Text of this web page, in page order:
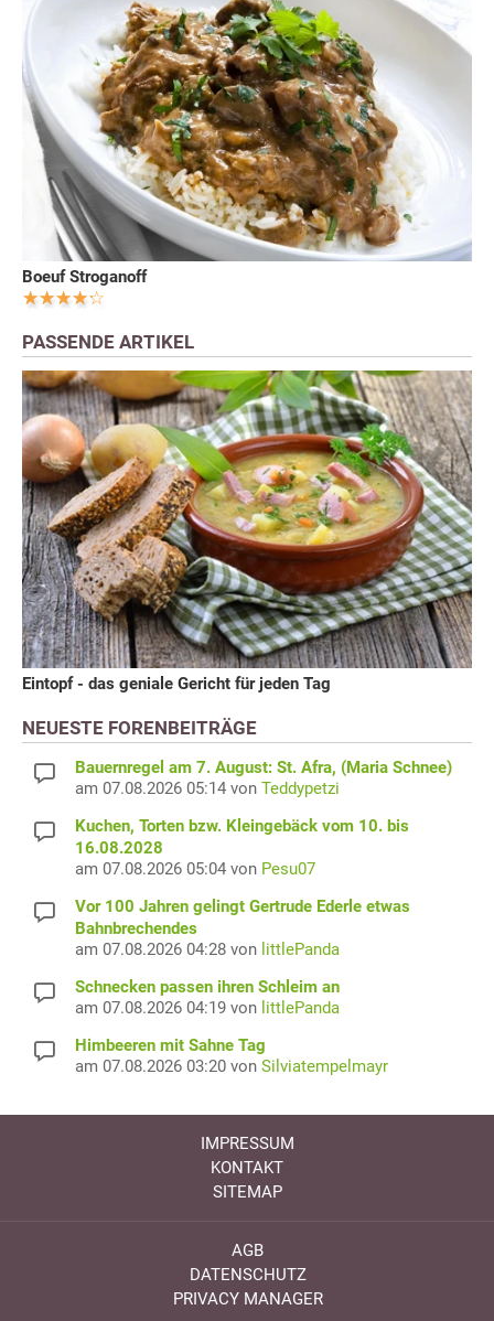
Boeuf Stroganoff
PASSENDE ARTIKEL
Eintopf - das geniale Gericht für jeden Tag
NEUESTE FORENBEITRÄGE
Bauernregel am 7. August: St. Afra, (Maria Schnee)
am 07.08.2026 05:14 von Teddypetzi
Kuchen, Torten bzw. Kleingebäck vom 10. bis
16.08.2028
am 07.08.2026 05:04 von Pesu07
Vor 100 Jahren gelingt Gertrude Ederle etwas
Bahnbrechendes
am 07.08.2026 04:28 von littlePanda
Schnecken passen ihren Schleim an
am 07.08.2026 04:19 von littlePanda
Himbeeren mit Sahne Tag
am 07.08.2026 03:20 von Silviatempelmayr
IMPRESSUM
KONTAKT
SITEMAP
AGB
DATENSCHUTZ
PRIVACY MANAGER